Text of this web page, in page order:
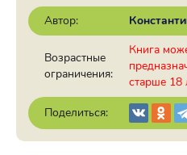
Автор:
Возрастные
ограничения:
Книга
старше 18
Поделиться: